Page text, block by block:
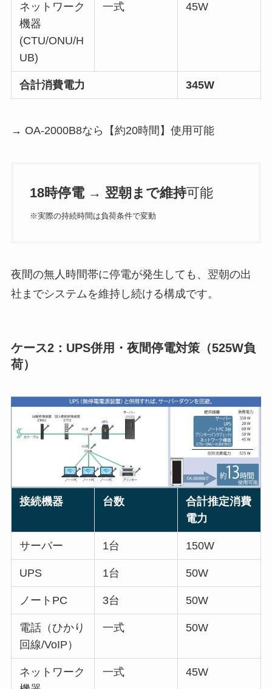
ネットワーク
機器
(CTU/ONU/H
UB)
一式 45W
合計消費電力 345W
→ OA-2000B8なら【約20時間】使用可能
18時停電 → 翌朝まで維持可能
※実際の持続時間は負荷条件で変動
夜間の無人時間帯に停電が発生しても、翌朝の出
社までシステムを維持し続ける構成です。
ケース2：UPS併用・夜間停電対策（525W負
荷）
接続機器 台数
合計推定消費
電力
サーバー 1台 150W
UPS 1台 50W
ノートPC 3台 50W
電話（ひかり
回線/VoIP）
一式 50W
ネットワーク
一式 45W